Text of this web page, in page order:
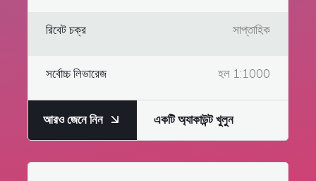
রিবেট চক্র সাপ্তাহিক
সর্বোচ্চ লিভারেজ হল 1:1000
আরও জেনে নিন একটি অ্যাকাউন্ট খুলুন